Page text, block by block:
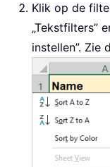
Klik op de
„Tekstfilters”
instellen”. Zie